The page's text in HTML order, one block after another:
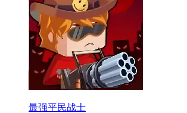
最强平民战士